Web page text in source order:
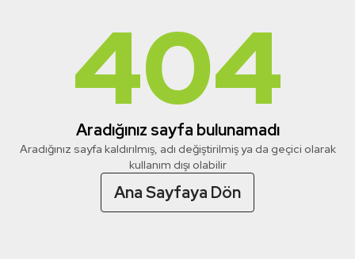
404
Aradığınız sayfa bulunamadı
Aradığınız sayfa kaldırılmış, adı değiştirilmiş ya da geçici olarak
kullanım dışı olabilir
Ana Sayfaya Dön